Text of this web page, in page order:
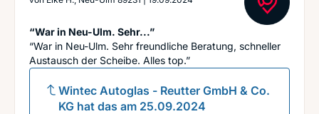
“War in Neu-Ulm. Sehr...”
“War in Neu-Ulm. Sehr freundliche Beratung, schneller
Austausch der Scheibe. Alles top.”
Wintec Autoglas - Reutter GmbH & Co.
KG hat das am 25.09.2024